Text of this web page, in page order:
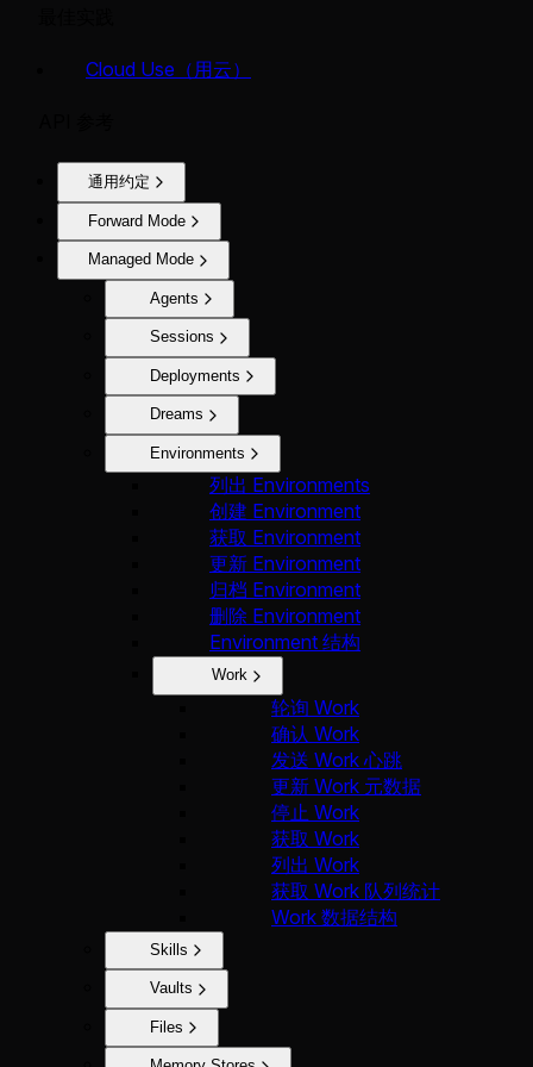
Cloud Use（用云）
通用约定
Forward Mode
Managed Mode
Agents
Sessions
Deployments
Dreams
Environments
列出 Environments
创建 Environment
获取 Environment
更新 Environment
归档 Environment
删除 Environment
Environment 结构
Work
轮询 Work
确认 Work
发送 Work 心跳
更新 Work 元数据
停止 Work
获取 Work
列出 Work
获取 Work 队列统计
Work 数据结构
Skills
Vaults
Files